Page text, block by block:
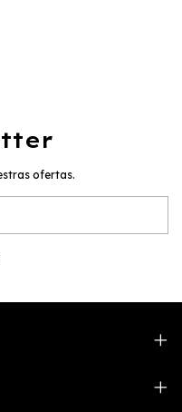
ofertas.